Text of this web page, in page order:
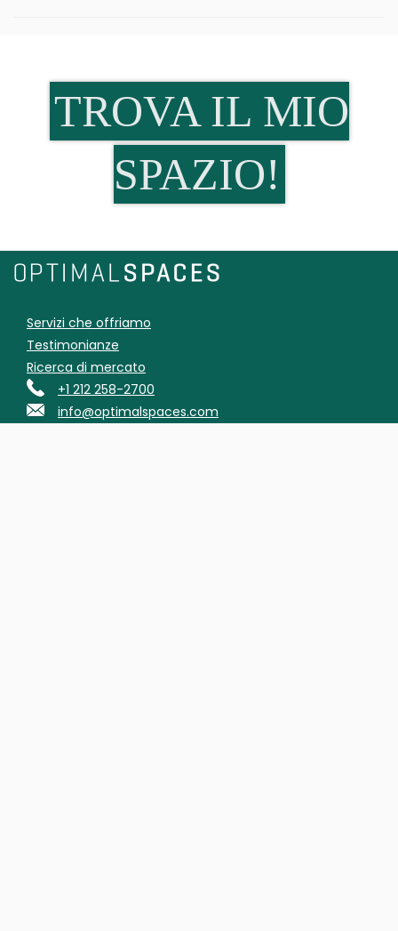
TROVA IL MIO
SPAZIO!
Servizi che offriamo
Testimonianze
Ricerca di mercato
+1 212 258-2700
info@optimalspaces.com